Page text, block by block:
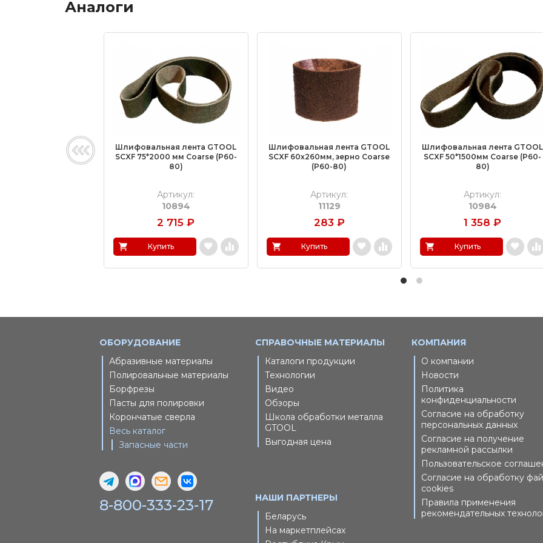
Аналоги
Шлифовальная лента GTOOL
SCXF 75*2000 мм Coarse (Р60-
80)
Артикул:
10894
2 715 ₽
Купить
Шлифовальная лента GTOOL
SCXF 60х260мм, зерно Coarse
(Р60-80)
Артикул:
11129
283 ₽
Купить
Шлифовальная лента GTOOL
SCXF 50*1500мм Coarse (Р60-
80)
Артикул:
10984
1 358 ₽
Купить
ОБОРУДОВАНИЕ
Абразивные материалы
Полировальные материалы
Борфрезы
Пасты для полировки
Корончатые сверла
Весь каталог
Запасные части
8-800-333-23-17
СПРАВОЧНЫЕ МАТЕРИАЛЫ
Каталоги продукции
Технологии
Видео
Обзоры
Школа обработки металла
GTOOL
Выгодная цена
НАШИ ПАРТНЕРЫ
Беларусь
На маркетплейсах
КОМПАНИЯ
О компании
Новости
Политика
конфиденциальности
Согласие на обработку
персональных данных
Согласие на получение
рекламной рассылки
Пользовательское
Согласие на обработку
cookies
Правила применения
рекомендательных